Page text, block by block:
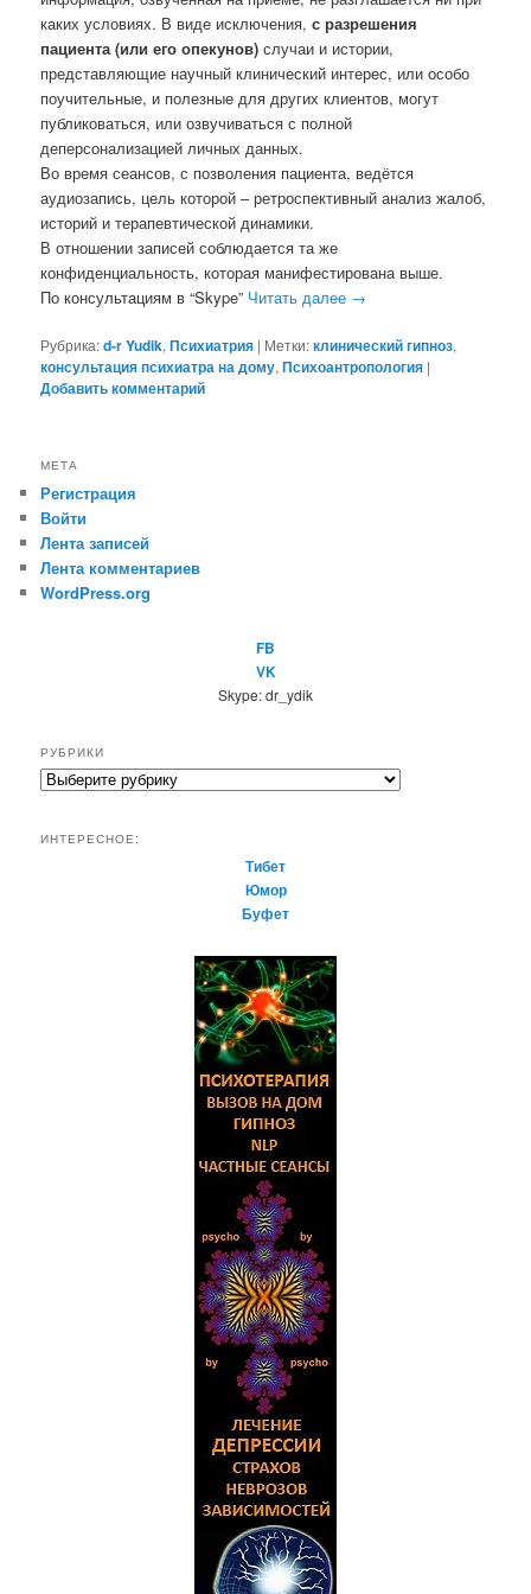
каких условиях. В виде исключения,с разрешения
пациента (или его опекунов) случаи и истории,
представляющие научный клинический интерес, или особо
поучительные, и полезные для других клиентов, могут
публиковаться, или озвучиваться с полной
деперсонализацией личных данных.
Во время сеансов, с позволения пациента, ведётся
аудиозапись, цель которой – ретроспективный анализ жалоб,
историй и терапевтической динамики.
В отношении записей соблюдается та же
конфиденциальность, которая манифестирована выше.
По консультациям в “Skype” Читать далее →
Рубрика:d-r Yudik,Психиатрия | Метки:клинический гипноз,
консультация психиатра на дому,Психоантропология |
Добавить комментарий
МЕТА
Регистрация
Войти
Лента записей
Лента комментариев
WordPress.org
FB
VK
Skype: dr_ydik
РУБРИКИ
Р
р
ИНТЕРЕСНОЕ:
Тибет
Юмор
Буфет